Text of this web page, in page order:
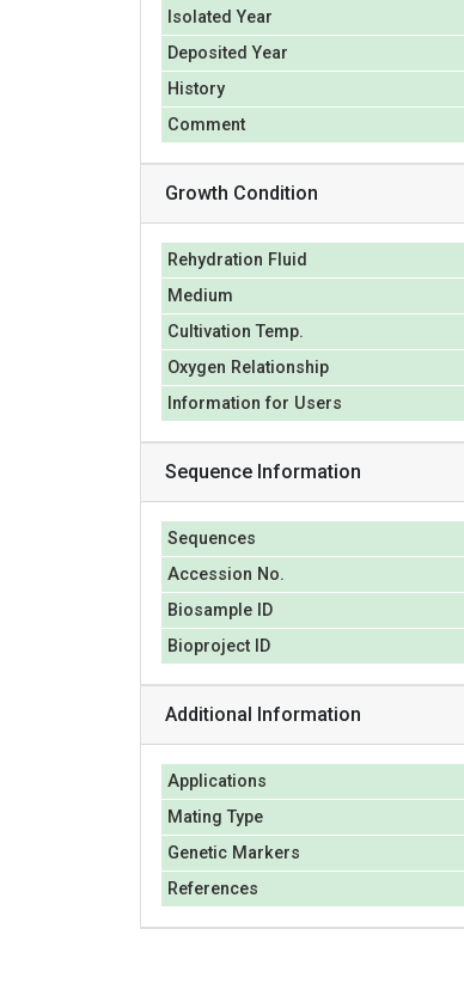
Isolated Year
Deposited Year
History
Comment
Growth Condition
Rehydration Fluid
Medium
Cultivation Temp.
Oxygen Relationship
Information for Users
Sequence Information
Sequences
Accession No.
Biosample ID
Bioproject ID
Additional Information
Applications
Mating Type
Genetic Markers
References